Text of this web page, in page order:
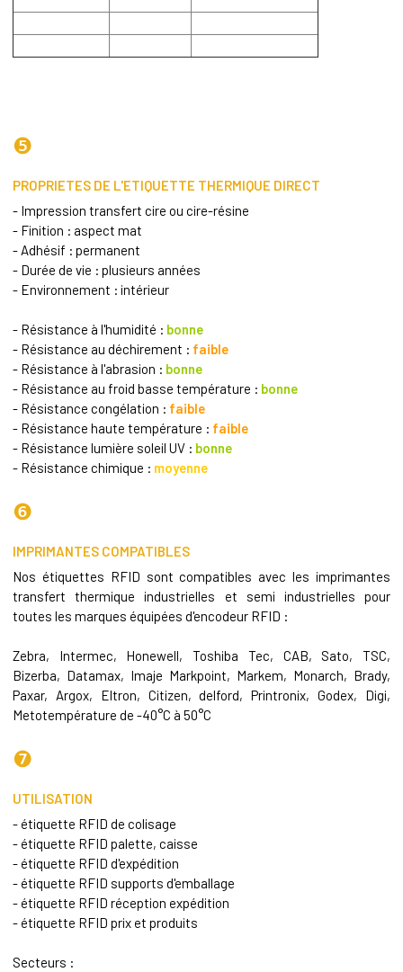
❺
PROPRIETES DE L'ETIQUETTE THERMIQUE DIRECT
- Impression transfert cire ou cire-résine
- Finition : aspect mat
- Adhésif : permanent
- Durée de vie : plusieurs années
- Environnement : intérieur
- Résistance à l'humidité : bonne
- Résistance au déchirement : faible
- Résistance à l'abrasion : bonne
- Résistance au froid basse température : bonne
- Résistance congélation : faible
- Résistance haute température : faible
- Résistance lumière soleil UV : bonne
- Résistance chimique : moyenne
❻
IMPRIMANTES COMPATIBLES
Nos étiquettes RFID sont compatibles avec les imprimantes
transfert thermique industrielles et semi industrielles pour
toutes les marques équipées d'encodeur RFID :
Zebra, Intermec, Honewell, Toshiba Tec, CAB, Sato, TSC,
Bizerba, Datamax, Imaje Markpoint, Markem, Monarch, Brady,
Paxar, Argox, Eltron, Citizen, delford, Printronix, Godex, Digi,
Metotempérature de -40°C à 50°C
❼
UTILISATION
- étiquette RFID de colisage
- étiquette RFID palette, caisse
- étiquette RFID d'expédition
- étiquette RFID supports d'emballage
- étiquette RFID réception expédition
- étiquette RFID prix et produits
Secteurs :